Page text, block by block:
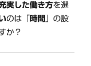
実した働き方を選
のは「 時間
」の設
か？